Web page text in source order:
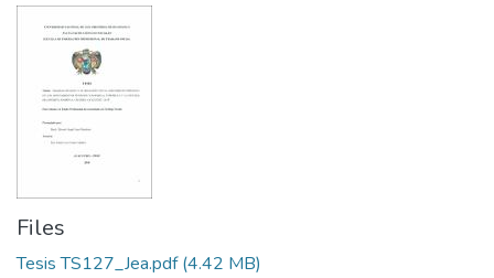
Files
Tesis TS127_Jea.pdf(4.42 MB)